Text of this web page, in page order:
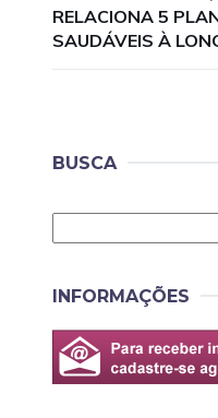
RELACIONA 5
SAUDÁVEIS À
BUSCA
INFORMAÇÕES